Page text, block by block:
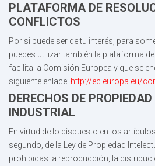
PLATAFORMA DE
CONFLICTOS
Por si puede ser de tu interés, para
puedes utilizar también la plataforma
facilita la Comisión Europea y que se
siguiente enlace: http://ec.europa.eu/
DERECHOS DE
INDUSTRIAL
En virtud de lo dispuesto en los
segundo, de la Ley de Propiedad
prohibidas la reproducción, la